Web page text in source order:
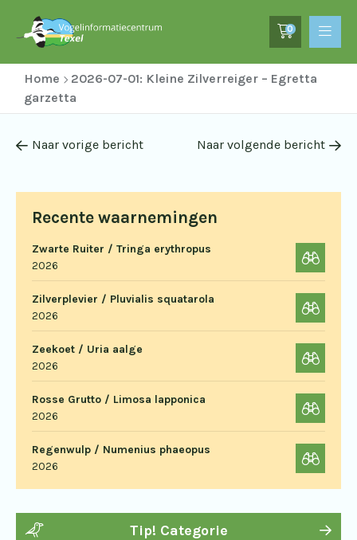
0
Home
2026-07-01: Kleine Zilverreiger – Egretta
garzetta
Recente waarnemingen
Zwarte Ruiter / Tringa erythropus
2026
Zilverplevier / Pluvialis squatarola
2026
Zeekoet / Uria aalge
2026
Rosse Grutto / Limosa lapponica
2026
Regenwulp / Numenius phaeopus
2026
Tip! Categorie
Naar vorige bericht Naar volgende bericht